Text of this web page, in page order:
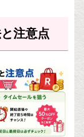
注意点